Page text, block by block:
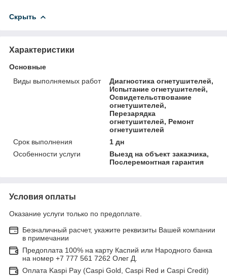
Скрыть
Характеристики
Основные
Виды выполняемых работ
Диагностика огнетушителей,
Испытание огнетушителей,
Освидетельствование
огнетушителей,
Перезарядка
огнетушителей, Ремонт
огнетушителей
Срок выполнения
1 дн
Особенности услуги
Выезд на объект заказчика,
Послеремонтная гарантия
Условия оплаты
Оказание услуги только по предоплате.
Безналичный расчет, укажите реквизиты Вашей компании
в примечании
Предоплата 100% на карту Каспий или Народного банка
на номер +7 777 561 7262 Олег Д.
Оплата Kaspi Pay (Caspi Gold, Caspi Red и Caspi Credit)